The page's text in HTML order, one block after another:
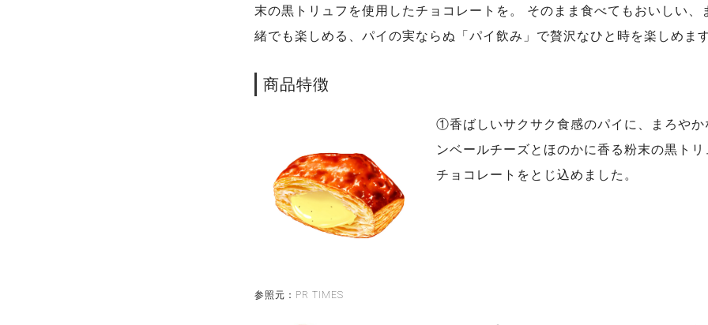
末の黒トリュフを使用したチョコレートを。 そのまま食べてもおいしい、
緒でも楽しめる、パイの実ならぬ「パイ飲み」で贅沢なひと時を楽しめま
商品特徴
参照元：PR TIMES
①香ばしいサクサク食感のパイに、まろやか
ンベールチーズとほのかに香る粉末の黒ト
チョコレートをとじ込めました。